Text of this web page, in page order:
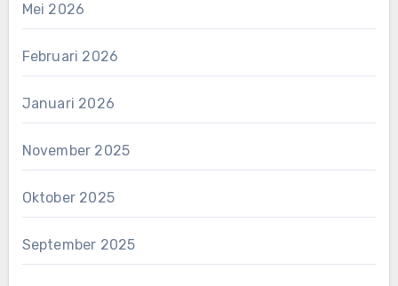
Mei 2026
Februari 2026
Januari 2026
November 2025
Oktober 2025
September 2025